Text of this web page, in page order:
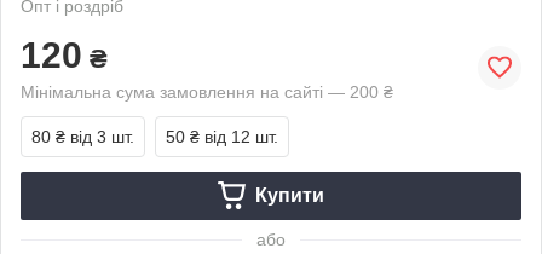
Опт і роздріб
120 ₴
Мінімальна сума замовлення на сайті — 200 ₴
80 ₴ від 3 шт. 50 ₴ від 12 шт.
Купити
або